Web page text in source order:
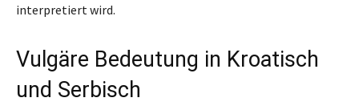
interpretiert wird.
Vulgäre Bedeutung in Kroatisch
und Serbisch